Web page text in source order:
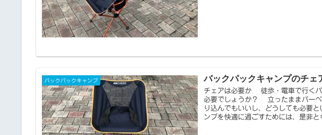
バックパックキャンプ バックパックキャンプのチェ
チェアは必要か 徒歩・電車で行く
必要でしょうか？ 立ったままバー
り込んでもいいし、どうしても必要
ンプを快適に過ごすためには、是非と